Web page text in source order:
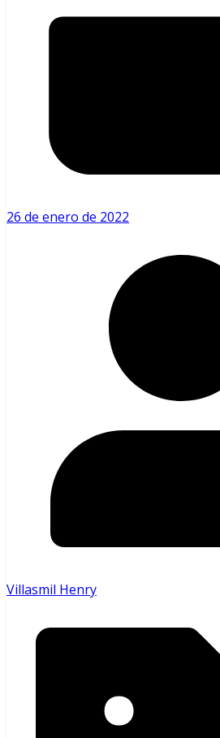
26 de enero de 2022
Villasmil Henry